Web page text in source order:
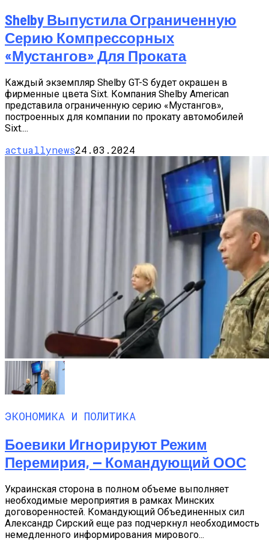
Shelby Выпустила Ограниченную
Серию Компрессорных
«Мустангов» Для Проката
Каждый экземпляр Shelby GT-S будет окрашен в
фирменные цвета Sixt. Компания Shelby American
представила ограниченную серию «Мустангов»,
построенных для компании по прокату автомобилей
Sixt....
actuallynews24.03.2024
ЭКОНОМИКА И ПОЛИТИКА
Боевики Игнорируют Режим
Перемирия, — Командующий ООС
Украинская сторона в полном объеме выполняет
необходимые мероприятия в рамках Минских
договоренностей. Командующий Объединенных сил
Александр Сирский еще раз подчеркнул необходимость
немедленного информирования мирового...